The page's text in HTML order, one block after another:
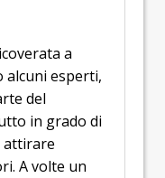
a
alcuni esperti,
del
in grado di
attirare
A volte un